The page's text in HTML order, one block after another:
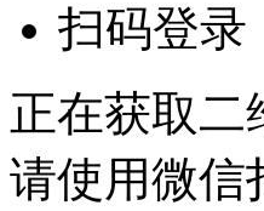
扫码登录
正在获取二
请使用微信